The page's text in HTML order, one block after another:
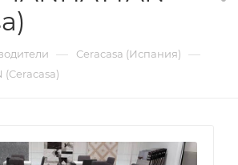
— Ceracasa (Испания) —
(Ceracasa)